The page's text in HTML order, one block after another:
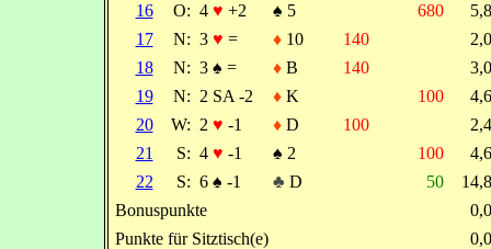
16
O: 4 ♥ +2 ♠ 5 680
17
N: 3 ♥ = ♦10 140
18
N: 3 ♠ = ♦B 140
19
N: 2 SA -2 ♦K 100
20
W: 2 ♥ -1 ♦D 100
21
S: 4 ♥ -1 ♠ 2 100
22
S: 6 ♠ -1 ♣ D 50
Bonuspunkte
Punkte für Sitztisch(e)